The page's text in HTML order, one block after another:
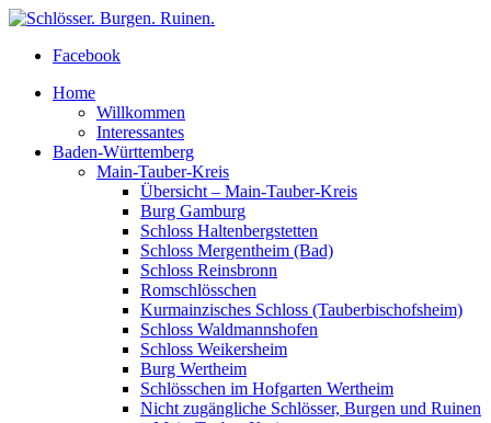
Facebook
Home
Willkommen
Interessantes
Baden-Württemberg
Main-Tauber-Kreis
Übersicht – Main-Tauber-Kreis
Burg Gamburg
Schloss Haltenbergstetten
Schloss Mergentheim (Bad)
Schloss Reinsbronn
Romschlösschen
Kurmainzisches Schloss (Tauberbischofsheim)
Schloss Waldmannshofen
Schloss Weikersheim
Burg Wertheim
Schlösschen im Hofgarten Wertheim
Nicht zugängliche Schlösser, Burgen und Ruinen